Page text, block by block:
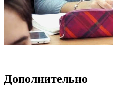
Дополнительно